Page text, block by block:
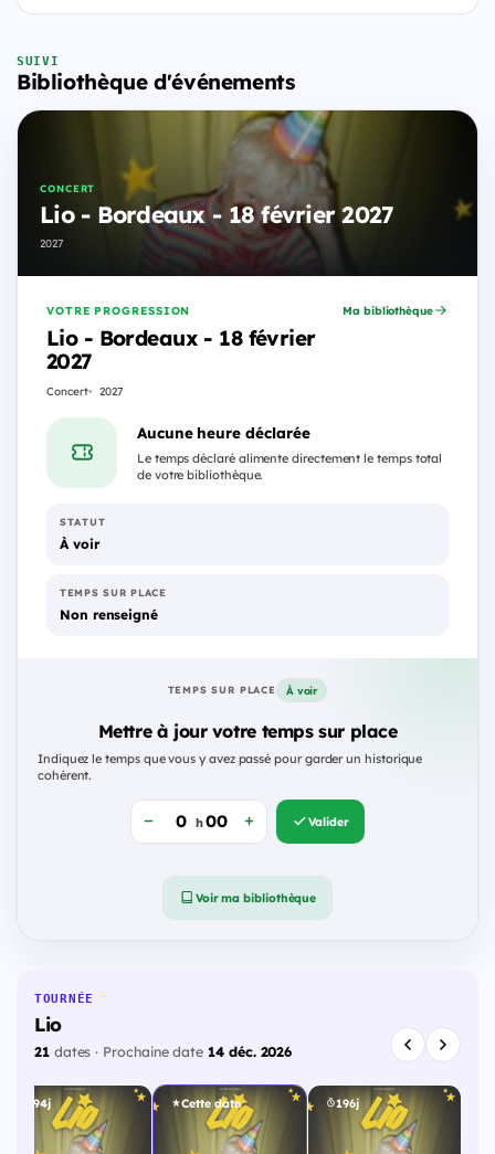
SUIVI
Bibliothèque d'événements
CONCERT
Lio - Bordeaux - 18 février 2027
2027
VOTRE PROGRESSION
Lio - Bordeaux - 18 février
2027
Concert 2027
Ma bibliothèque
Aucune heure déclarée
Le temps déclaré alimente directement le temps total
de votre bibliothèque.
STATUT
À voir
TEMPS SUR PLACE
Non renseigné
TEMPS SUR PLACE À voir
Mettre à jour votre temps sur place
Indiquez le temps que vous y avez passé pour garder un historique
cohérent.
h Valider
Voir ma bibliothèque
TOURNÉE
Lio
21dates · Prochaine date 14 déc. 2026
194j Cette date 196j